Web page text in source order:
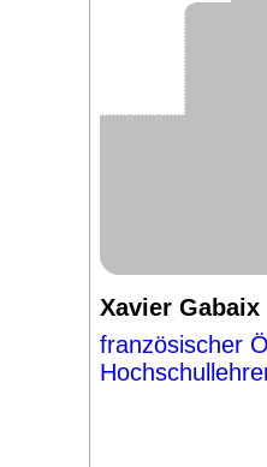
Xavier Gabaix
französischer